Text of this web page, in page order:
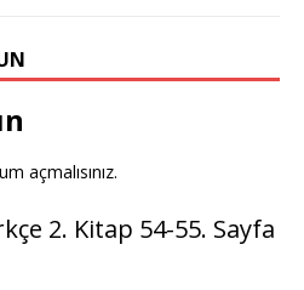
açmalısınız.
2. Kitap 54-55. Sayfa